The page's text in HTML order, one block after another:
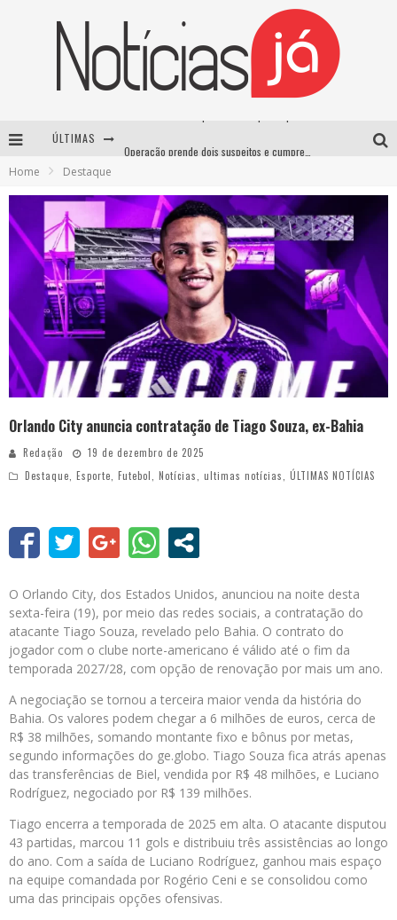
ÚLTIMAS
Lula sanciona lei que aumenta penas para crimes sexuais contra crianças e criminaliza uso de IA
Home Destaque
Orlando City anuncia contratação de Tiago Souza, ex-Bahia
Redação
19 de dezembro de 2025
Destaque, Esporte, Futebol, Notícias, ultimas notícias, ÚLTIMAS NOTÍCIAS
O Orlando City, dos Estados Unidos, anunciou na noite desta
sexta-feira (19), por meio das redes sociais, a contratação do
atacante Tiago Souza, revelado pelo Bahia. O contrato do
jogador com o clube norte-americano é válido até o fim da
temporada 2027/28, com opção de renovação por mais um ano.
A negociação se tornou a terceira maior venda da história do
Bahia. Os valores podem chegar a 6 milhões de euros, cerca de
R$ 38 milhões, somando montante fixo e bônus por metas,
segundo informações do ge.globo. Tiago Souza fica atrás apenas
das transferências de Biel, vendida por R$ 48 milhões, e Luciano
Rodríguez, negociado por R$ 139 milhões.
Tiago encerra a temporada de 2025 em alta. O atacante disputou
43 partidas, marcou 11 gols e distribuiu três assistências ao longo
do ano. Com a saída de Luciano Rodríguez, ganhou mais espaço
na equipe comandada por Rogério Ceni e se consolidou como
uma das principais opções ofensivas.